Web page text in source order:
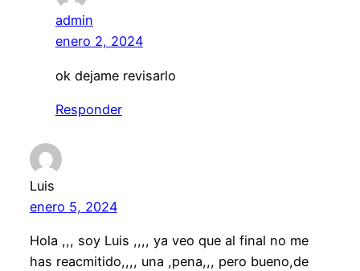
admin
enero 2, 2024
ok dejame revisarlo
Responder
Luis
enero 5, 2024
Hola ,,, soy Luis ,,,, ya veo que al final no me
has reacmitido,,,, una ,pena,,, pero bueno,de